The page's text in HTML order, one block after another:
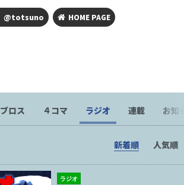
@totsuno HOME PAGE
ブロス ４コマ ラジオ 連載 お知
新着順 人気順
ラジオ